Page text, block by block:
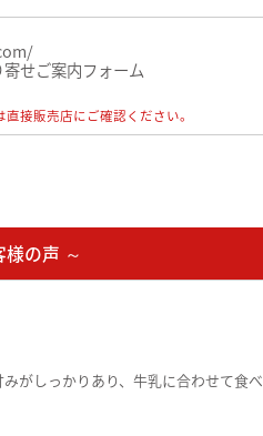
せご案内フォーム
接販売店にご確認ください。
様の声 ～
がしっかりあり、牛乳に合わせて食